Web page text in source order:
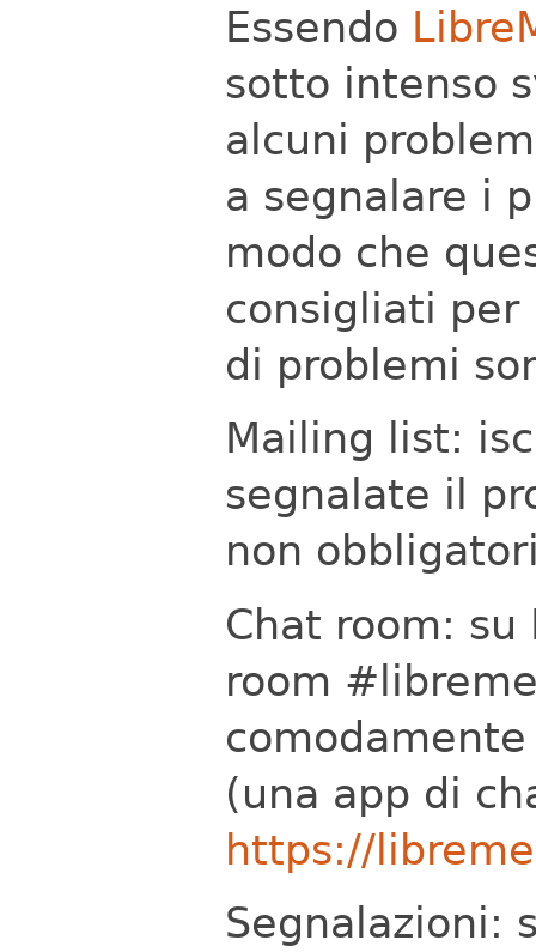
Essendo
sotto intenso
alcuni
a segnalare i
modo che
consigliati per
di problemi
Mailing list:
segnalate il
non
Chat room: su
room
(una app di
https://
Segnalazioni: